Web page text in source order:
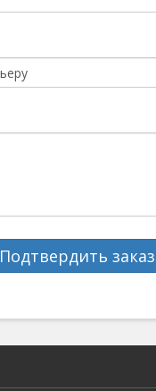
Подтвердить заказ